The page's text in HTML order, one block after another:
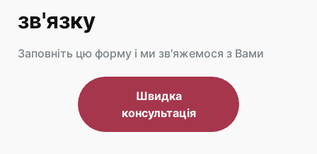
зв'язку
Заповніть цю форму і ми зв'яжемося з Вами
Швидка
консультація